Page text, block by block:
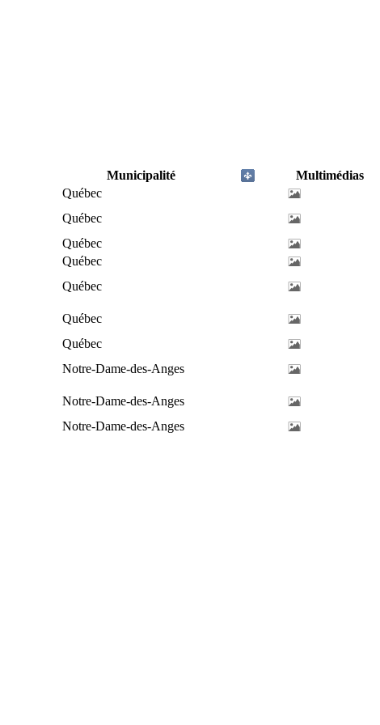
Municipalité
Multimédias
Québec
Québec
Québec
Québec
Québec
Québec
Québec
Notre-Dame-des-Anges
Notre-Dame-des-Anges
Notre-Dame-des-Anges